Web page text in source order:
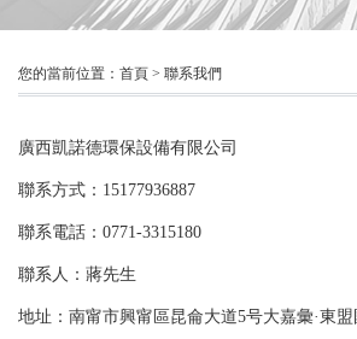
您的當前位置： 首頁 > 聯系我們
廣西凱諾德環保設備有限公司
聯系方式：15177936887
聯系電話：0771-3315180
聯系人：蔣先生
地址：南甯市興甯區昆侖大道5号大嘉彙·東